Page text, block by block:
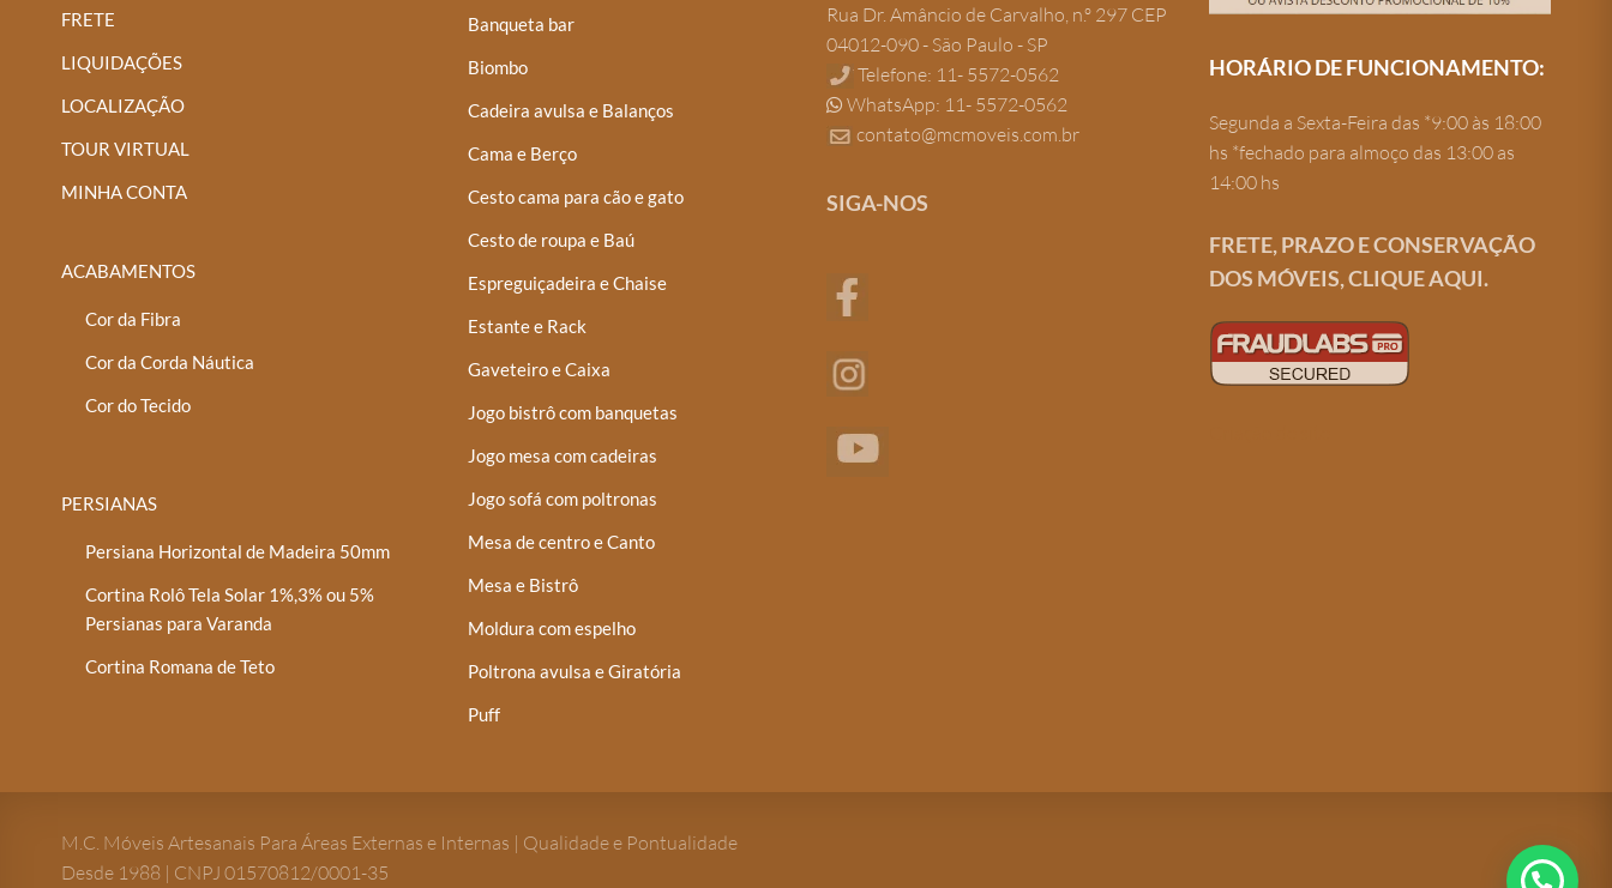
FRETE
LIQUIDAÇÕES
LOCALIZAÇÃO
TOUR VIRTUAL
MINHA CONTA
ACABAMENTOS
Cor da Fibra
Cor da Corda Náutica
Cor do Tecido
PERSIANAS
Persiana Horizontal de Madeira 50mm
Cortina Rolô Tela Solar 1%,3% ou 5%
Persianas para Varanda
Cortina Romana de Teto
Banqueta bar
Biombo
Cadeira avulsa e Balanços
Cama e Berço
Cesto cama para cão e gato
Cesto de roupa e Baú
Espreguiçadeira e Chaise
Estante e Rack
Gaveteiro e Caixa
Jogo bistrô com banquetas
Jogo mesa com cadeiras
Jogo sofá com poltronas
Mesa de centro e Canto
Mesa e Bistrô
Moldura com espelho
Poltrona avulsa e Giratória
Puff
Rua Dr. Amâncio de Carvalho, n.º 297 CEP
04012-090 - São Paulo - SP
Telefone: 11- 5572-0562
WhatsApp: 11- 5572-0562
contato@mcmoveis.com.br
SIGA-NOS
HORÁRIO DE FUNCIONAMENTO:
Segunda a Sexta-Feira das *9:00 às 18:00
hs *fechado para almoço das 13:00 as
14:00 hs
FRETE, PRAZO E CONSERVAÇÃO
DOS MÓVEIS, CLIQUE AQUI.
M.C. Móveis Artesanais Para Áreas Externas e Internas | Qualidade e Pontualidade
Desde 1988 | CNPJ 01570812/0001-35